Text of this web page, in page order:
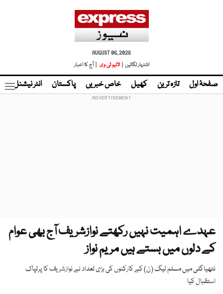
AUGUST 06, 2026
اشتہار لگائیں |
لائیو ٹی وی | آج کا اخبار
صفحۂ اول تازہ ترین کھیل خاص خبریں پاکستان انٹر نیشنل
عہدے اہمیت نہیں رکھتے نوازشریف آج بھی عوام
کے دلوں میں بستے ہیں مریم نواز
نتھیاگلی میں مسلم لیگ (ن) کے کارکنوں کی بڑی تعداد نے نوازشریف کا پرتپاک
استقبال کیا